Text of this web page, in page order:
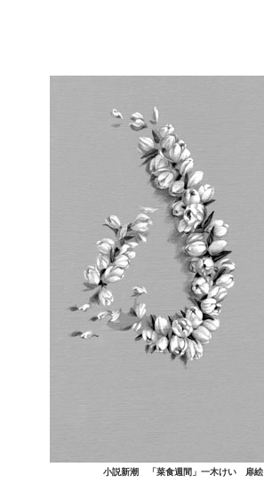
小説新潮 「菜食週間」一木けい 扉絵